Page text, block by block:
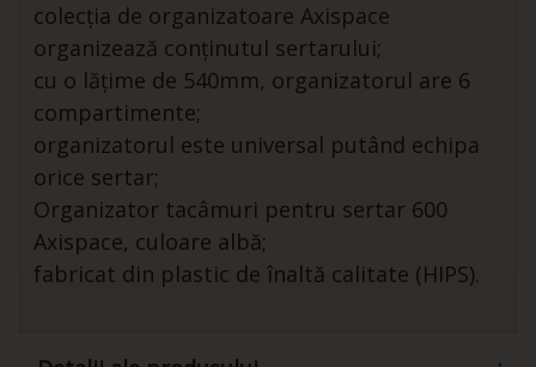
colecția de organizatoare Axispace
organizează conținutul sertarului;
cu o lățime de 540mm, organizatorul are 6
compartimente;
organizatorul este universal putând echipa
orice sertar;
Organizator tacâmuri pentru sertar 600
Axispace, culoare albă;
fabricat din plastic de înaltă calitate (HIPS).